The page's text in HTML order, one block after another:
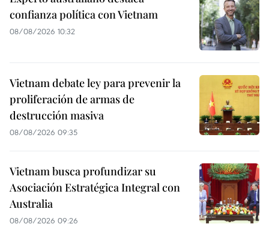
confianza política con Vietnam
08/08/2026 10:32
Vietnam debate ley para prevenir la
proliferación de armas de
destrucción masiva
08/08/2026 09:35
Vietnam busca profundizar su
Asociación Estratégica Integral con
Australia
08/08/2026 09:26